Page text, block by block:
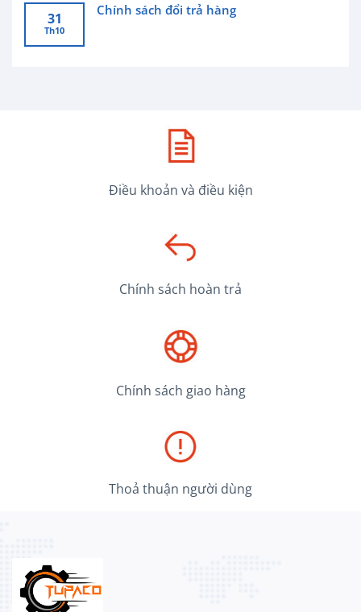
31
Th10
Chính sách đổi trả hàng
Điều khoản và điều kiện
Chính sách hoàn trả
Chính sách giao hàng
Thoả thuận người dùng